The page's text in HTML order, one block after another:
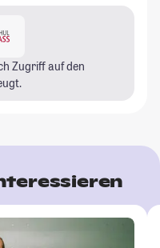
Zugriff auf den